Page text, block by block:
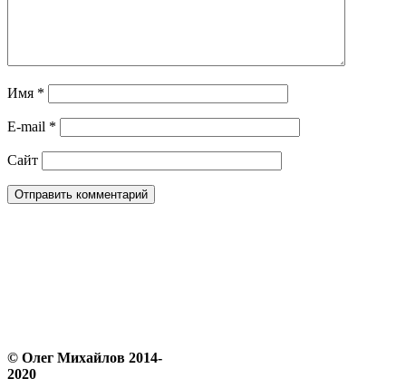
Имя *
E-mail *
Сайт
© Олег Михайлов 2014-
2020